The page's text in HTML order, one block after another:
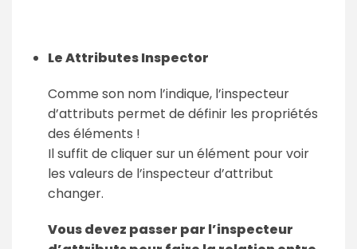
Le Attributes Inspector
Comme son nom l’indique, l’inspecteur
d’attributs permet de définir les propriétés
des éléments !
Il suffit de cliquer sur un élément pour voir
les valeurs de l’inspecteur d’attribut
changer.
Vous devez passer par l’inspecteur